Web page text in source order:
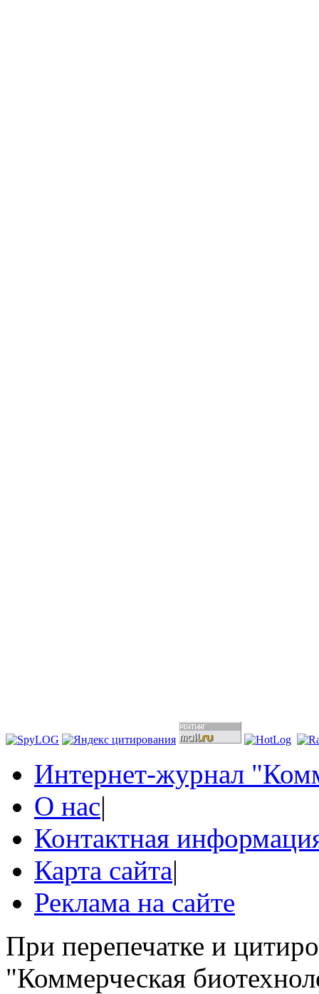
Интернет-журнал
О нас|
Контактная
Карта сайта|
Реклама на сайте
При перепечатке и
"Коммерческая